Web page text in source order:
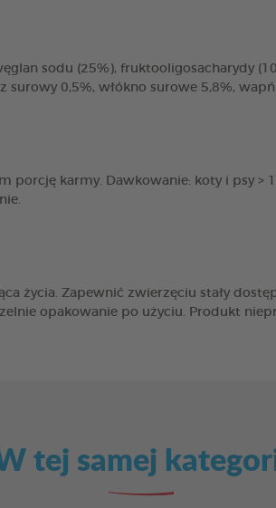
sodu (25%), fruktooligosacharydy
surowy 0,5%, włókno surowe 5,8%,
porcję karmy. Dawkowanie: koty i psy
życia. Zapewnić zwierzęciu stały
opakowanie po użyciu. Produkt
tej samej